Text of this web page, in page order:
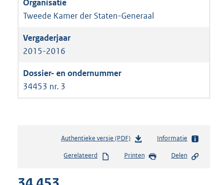
Tweede Kamer der Staten-Generaal
2015-2016
34453 nr. 3
Authentieke versie (PDF)b
s
Informatie
Gerelateerd Printen Delen